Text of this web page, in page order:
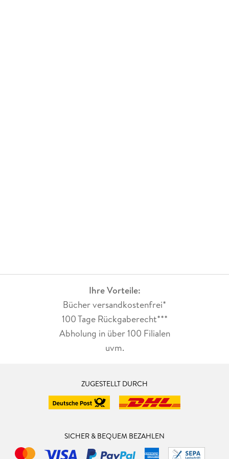
Ihre Vorteile:
Bücher versandkostenfrei*
100 Tage Rückgaberecht***
Abholung in über 100 Filialen
uvm.
ZUGESTELLT DURCH
SICHER & BEQUEM BEZAHLEN